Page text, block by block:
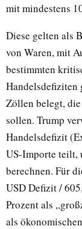
mit mindestens
Diese gelten als
von Waren, mit
bestimmten
Handelsdefiziten
Zöllen belegt,
sollen. Trump
Handelsdefizit
US-Importe teilt,
berechnen. Für
USD Defizit /
Prozent als
als